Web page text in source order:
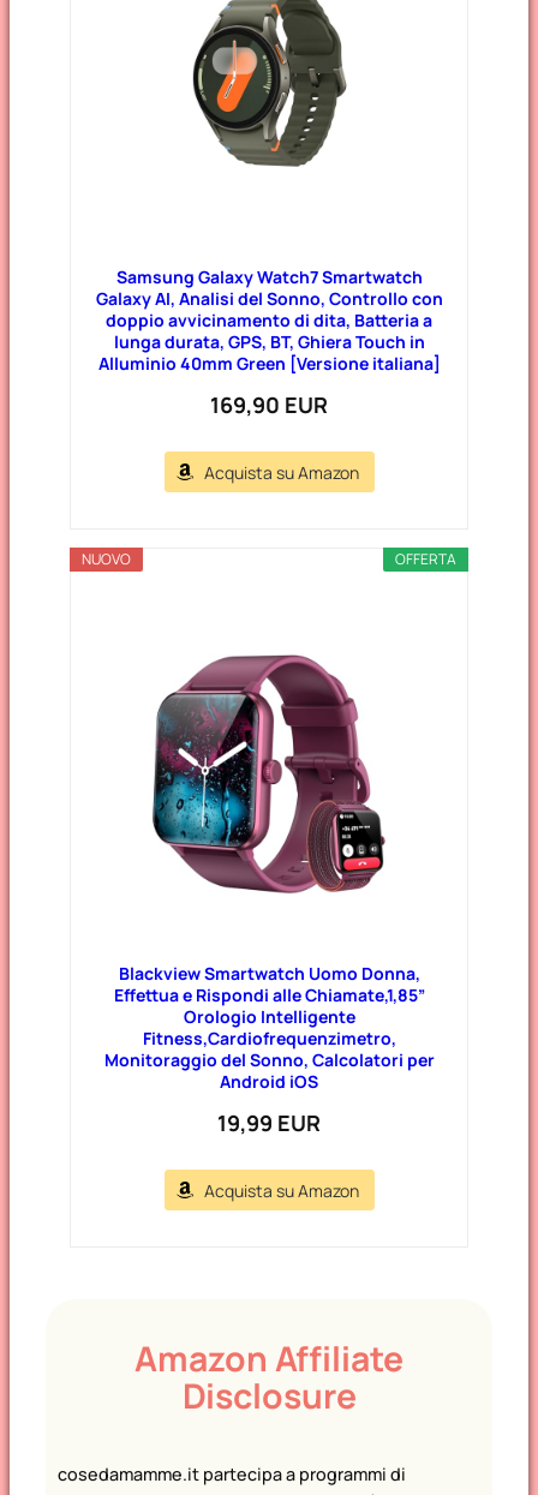
Samsung Galaxy Watch7 Smartwatch
Galaxy AI, Analisi del Sonno, Controllo con
doppio avvicinamento di dita, Batteria a
lunga durata, GPS, BT, Ghiera Touch in
Alluminio 40mm Green [Versione italiana]
169,90 EUR
Acquista su Amazon
OFFERTA
NUOVO
Blackview Smartwatch Uomo Donna,
Effettua e Rispondi alle Chiamate,1,85”
Orologio Intelligente
Fitness,Cardiofrequenzimetro,
Monitoraggio del Sonno, Calcolatori per
Android iOS
19,99 EUR
Acquista su Amazon
Amazon Affiliate
Disclosure
cosedamamme.it partecipa a programmi di